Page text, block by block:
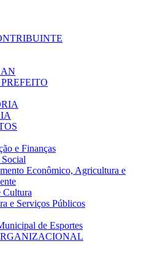
e Finanças
Econômico, Agricultura e
Cultura
e Serviços Públicos
de Esportes